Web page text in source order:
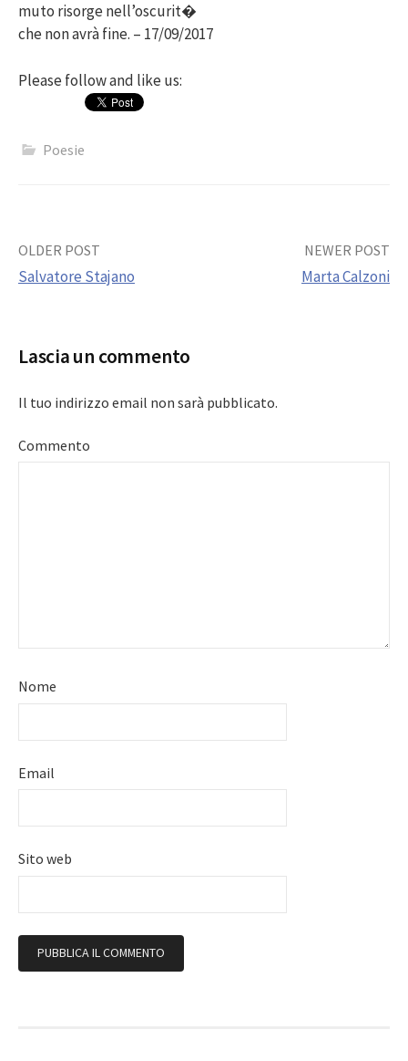
muto risorge nell’oscurit�
che non avrà fine. – 17/09/2017
Please follow and like us:
Poesie
Post
OLDER POST
Salvatore Stajano
NEWER POST
Marta Calzoni
Lascia un commento
Il tuo indirizzo email non sarà pubblicato.
Commento
Nome
Email
Sito web